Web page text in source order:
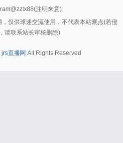
注明来意)
仅供球迷交流使用，不代表本站观点(若侵
请联系站长审核删除)
jrs直播网 All Rights Reserved